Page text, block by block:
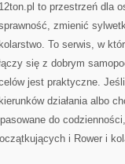
12ton.pl to przestrzeń dla
zmienić
kolarstwo. To serwis, w
się z dobrym
jest praktyczne.
kierunków działania albo
do
i Rower i